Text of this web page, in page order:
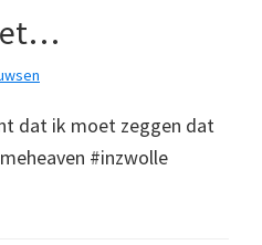
dat ik moet zeggen dat
#inzwolle